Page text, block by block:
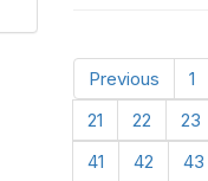
Previous 1
21
22 23
41
42 43